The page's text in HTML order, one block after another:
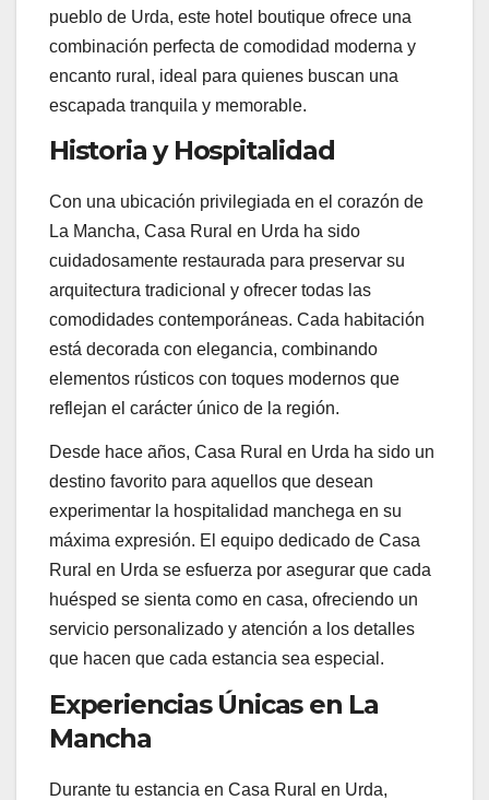
pueblo de Urda, este hotel boutique ofrece una
combinación perfecta de comodidad moderna y
encanto rural, ideal para quienes buscan una
escapada tranquila y memorable.
Historia y Hospitalidad
Con una ubicación privilegiada en el corazón de
La Mancha, Casa Rural en Urda ha sido
cuidadosamente restaurada para preservar su
arquitectura tradicional y ofrecer todas las
comodidades contemporáneas. Cada habitación
está decorada con elegancia, combinando
elementos rústicos con toques modernos que
reflejan el carácter único de la región.
Desde hace años, Casa Rural en Urda ha sido un
destino favorito para aquellos que desean
experimentar la hospitalidad manchega en su
máxima expresión. El equipo dedicado de Casa
Rural en Urda se esfuerza por asegurar que cada
huésped se sienta como en casa, ofreciendo un
servicio personalizado y atención a los detalles
que hacen que cada estancia sea especial.
Experiencias Únicas en La
Mancha
Durante tu estancia en Casa Rural en Urda,